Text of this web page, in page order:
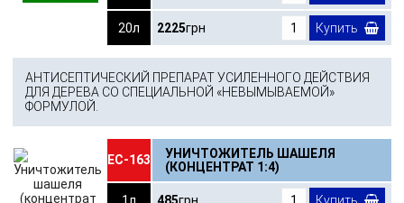
20л 2225грн Купить
АНТИСЕПТИЧЕСКИЙ ПРЕПАРАТ УСИЛЕННОГО ДЕЙСТВИЯ
ДЛЯ ДЕРЕВА СО СПЕЦИАЛЬНОЙ «НЕВЫМЫВАЕМОЙ»
ФОРМУЛОЙ.
ЕС-163
УНИЧТОЖИТЕЛЬ ШАШЕЛЯ
(КОНЦЕНТРАТ 1:4)